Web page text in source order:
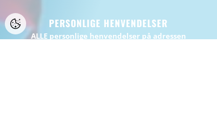
PERSONLIGE HENVENDELSER
ALLE personlige henvendelser på adressen